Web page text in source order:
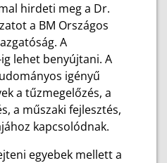
hirdeti meg a Dr.
a BM Országos
A
lehet benyújtani. A
igényű
a tűzmegelőzés, a
a műszaki fejlesztés,
kapcsolódnak.
egyebek mellett a